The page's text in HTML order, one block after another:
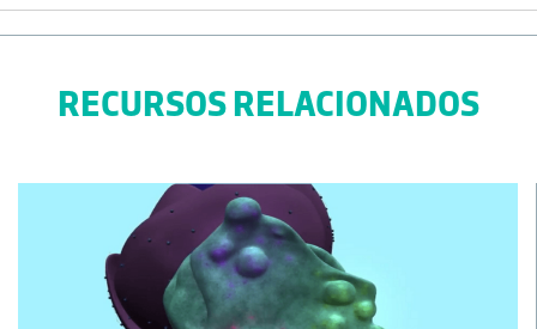
RECURSOS RELACIONADOS